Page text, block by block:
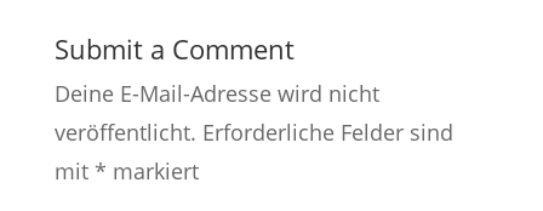
Submit a Comment
Deine E-Mail-Adresse wird nicht
veröffentlicht. Erforderliche Felder sind
mit * markiert